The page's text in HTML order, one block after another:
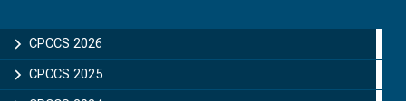
Sidebar
CPCCS 2026
CPCCS 2025